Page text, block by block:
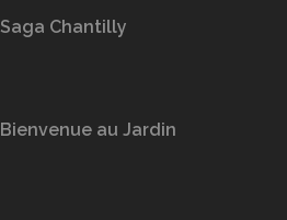
Saga Chantilly
Bienvenue au Jardin